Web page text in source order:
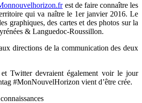
est de faire connaître les
qui va naître le 1er janvier 2016. Le
graphiques, des cartes et des photos sur la
& Languedoc-Roussillon.
directions de la communication des deux
Twitter devraient également voir le jour
#MonNouvelHorizon vient d’être crée.